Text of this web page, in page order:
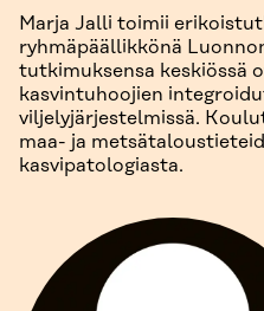
Marja Jalli toimii
ryhmäpäällikkönä
tutkimuksensa keskiössä
kasvintuhoojien
viljelyjärjestelmissä.
maa- ja
kasvipatologiasta.